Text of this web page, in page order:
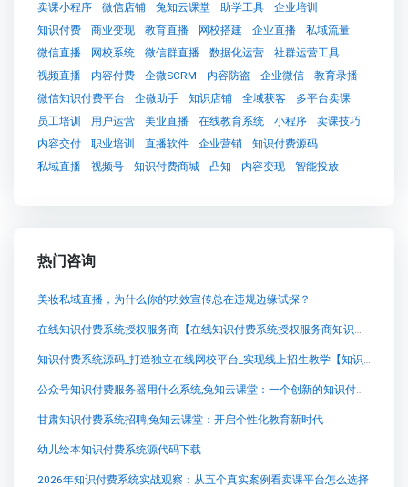
卖课小程序
微信店铺 兔知云课堂 助学工具
企业培训
知识付费
商业变现 教育直播 网校搭建 企业直播
私域流量
微信直播
网校系统 微信群直播 数据化运营
社群运营工具
视频直播
内容付费 企微SCRM 内容防盗 企业微信
教育录播
微信知识付费平台
企微助手 知识店铺 全域获客
多平台卖课
员工培训
用户运营 美业直播 在线教育系统 小程序
卖课技巧
内容交付
职业培训 直播软件 企业营销
知识付费源码
私域直播
视频号 知识付费商城 凸知 内容变现 智能投放
热门咨询
美妆私域直播，为什么你的功效宣传总在违规边缘试探？
在线知识付费系统授权服务商【在线知识付费系统授权服务商知识付费系统系统怎么制作，知识付费系统搭建使用教程】
知识付费系统源码_打造独立在线网校平台_实现线上招生教学【知识付费系统源码_打造独立在线网校平台_实现线上招生教学知识付费系统系统怎么制作，知识付费系统搭建使用教程】
公众号知识付费服务器用什么系统,兔知云课堂：一个创新的知识付费平台
甘肃知识付费系统招聘,兔知云课堂：开启个性化教育新时代
幼儿绘本知识付费系统源代码下载
2026年知识付费系统实战观察：从五个真实案例看卖课平台怎么选择